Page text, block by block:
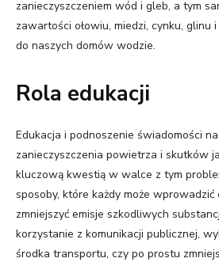
zanieczyszczeniem wód i gleb, a tym
zawartości ołowiu, miedzi, cynku, glinu
do naszych domów wodzie.
Rola edukacji
Edukacja i podnoszenie świadomości
zanieczyszczenia powietrza i skutków
kluczową kwestią w walce z tym
sposoby, które każdy może
zmniejszyć emisje szkodliwych
korzystanie z komunikacji publicznej,
środka transportu, czy po prostu